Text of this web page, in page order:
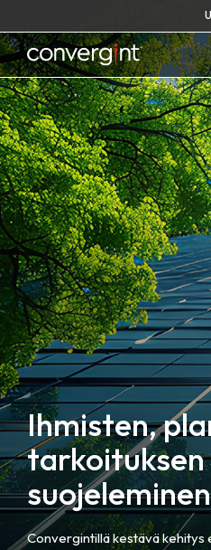
to
contentHome
Ihmisten,
tarkoituksen
Convergintillä kestävä kehitys